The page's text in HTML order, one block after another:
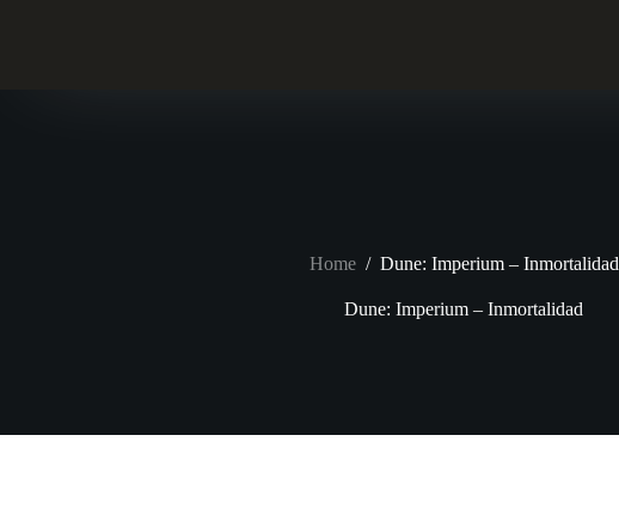
Home / Dune: Imperium – Inmortalidad
Dune: Imperium – Inmortalidad